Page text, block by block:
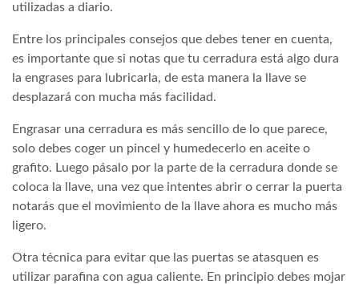
utilizadas a diario.
Entre los principales consejos que debes tener en cuenta,
es importante que si notas que tu cerradura está algo dura
la engrases para lubricarla, de esta manera la llave se
desplazará con mucha más facilidad.
Engrasar una cerradura es más sencillo de lo que parece,
solo debes coger un pincel y humedecerlo en aceite o
grafito. Luego pásalo por la parte de la cerradura donde se
coloca la llave, una vez que intentes abrir o cerrar la puerta
notarás que el movimiento de la llave ahora es mucho más
ligero.
Otra técnica para evitar que las puertas se atasquen es
utilizar parafina con agua caliente. En principio debes mojar